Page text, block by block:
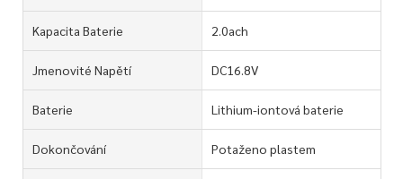
Kapacita Baterie 2.0ach
Jmenovité Napětí DC16.8V
Baterie Lithium-iontová baterie
Dokončování Potaženo plastem